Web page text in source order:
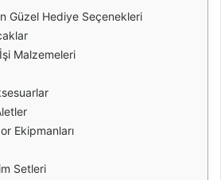
Güzel Hediye Seçenekleri
Malzemeleri
Ekipmanları
Setleri